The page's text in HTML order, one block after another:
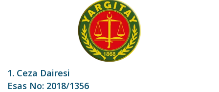
1. Ceza Dairesi
Esas No: 2018/1356